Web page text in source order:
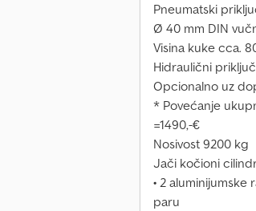
Pneumatski
Ø 40 mm DIN
Visina kuke cca.
Hidraulični
Opcionalno uz
* Povećanje
=1490,-€
Nosivost 9200 kg
Jači kočioni
• 2 aluminijumske
paru